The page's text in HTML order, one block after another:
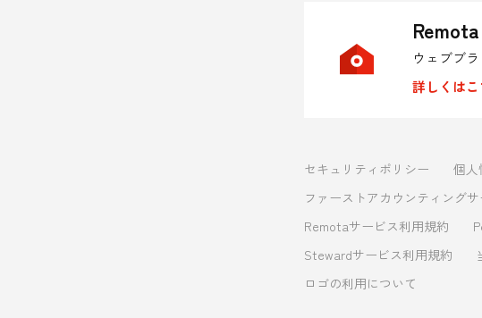
Remota
ウェブブ
詳しくはこ
セキュリティポリシー
個人
ファーストアカウンティング
Remotaサービス利用規約
Stewardサービス利用規約
ロゴの利用について